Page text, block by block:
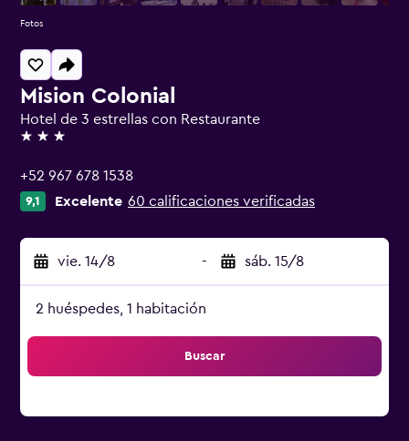
Mision Colonial
Hotel de 3 estrellas con Restaurante
3 estrellas
+52 967 678 1538
9,1 Excelente 60 calificaciones verificadas
vie. 14/8 - sáb. 15/8
2 huéspedes, 1 habitación
Buscar
Fotos